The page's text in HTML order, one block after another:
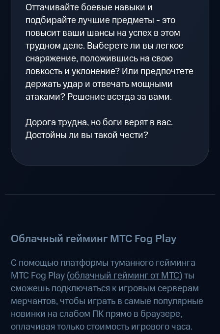
Оттачивайте боевые навыки и
подбирайте лучшие предметы - это
повысит ваши шансы на успех в этом
трудном деле. Выберете ли вы легкое
снаряжение, положившись на свою
ловкость и уклонение? Или предпочтете
держать удар и отвечать мощными
атаками? Решение всегда за вами.
Дорога трудна, но боги верят в вас.
Достойны ли вы такой чести?
Облачный гейминг МТС Fog Play
С помощью платформы туманного гейминга
МТС Fog Play (облачный гейминг от МТС) ты
сможешь подключаться к игровым серверам
мерчантов, чтобы играть в самые популярные
новинки на слабом ПК прямо в браузере,
оплачивая только стоимость игрового часа.